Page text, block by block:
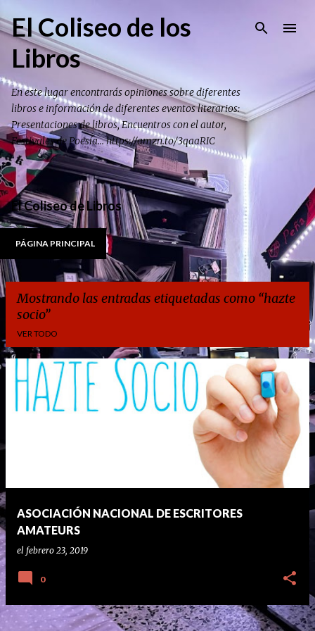
Ir al contenido principal
El Coliseo de los
Libros
En este lugar encontrarás opiniones sobre diferentes
libros e información de diferentes eventos literarios:
Presentaciones de libros, Encuentros con el autor,
Festivales de Poesía... https://amzn.to/3qaaRIC
El Coliseo de Libros
PÁGINA PRINCIPAL
Mostrando las entradas etiquetadas como hazte
socio
VER TODO
r
d
a
s
ASOCIACIÓN NACIONAL DE ESCRITORES
AMATEURS
el febrero 23, 2019
0